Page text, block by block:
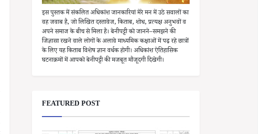
इस पुस्तक में संकलित अधिकांश जानकारियां मेरे मन में उठे सवालों का
वह जवाब है, जो लिखित दस्तावेज, किताब, शोध, प्रत्यक्ष अनुभवों व
अपने समाज के बीच से मिला है। बेनीपट्टी को जानने–समझने की
जिज्ञासा रखने वाले लोगों के अलावे माध्यमिक कक्षाओं में पढ़ रहे छात्रों
के लिए यह किताब विशेष ज्ञान वर्धक होगी। अधिकांश ऐतिहासिक
घटनाक्रमों में आपको बेनीपट्टी की मजबूत मौजूदगी दिखेगी।
FEATURED POST